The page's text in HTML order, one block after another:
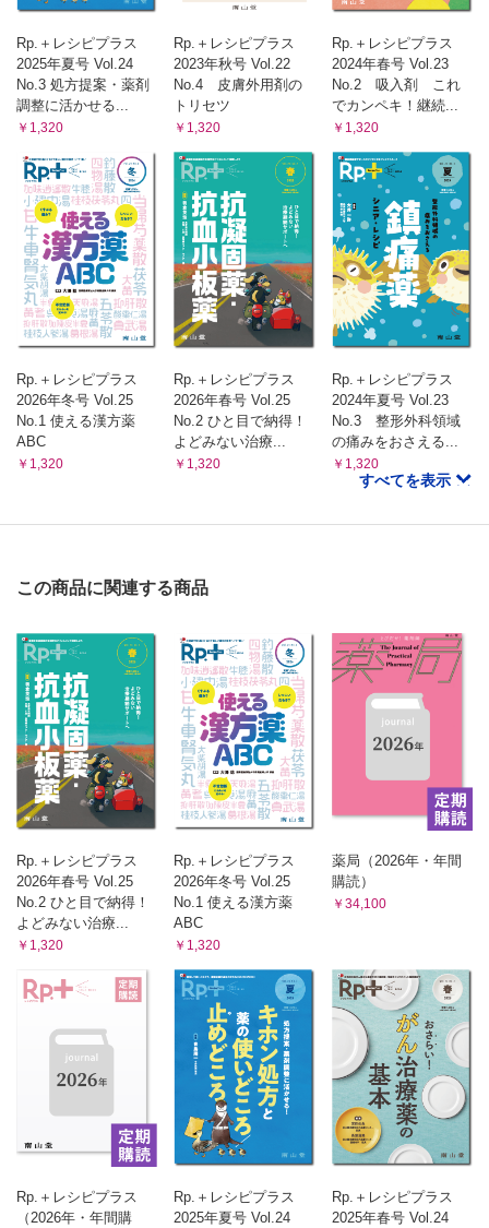
Rp.＋レシピプラス
2025年夏号 Vol.24
No.3 処方提案・薬剤
調整に活かせる...
￥1,320
Rp.＋レシピプラス
2023年秋号 Vol.22
No.4 皮膚外用剤の
トリセツ
￥1,320
Rp.＋レシピプラス
2024年春号 Vol.23
No.2 吸入剤 これ
でカンペキ！継続...
￥1,320
Rp.＋レシピプラス
2026年冬号 Vol.25
No.1 使える漢方薬
ABC
￥1,320
Rp.＋レシピプラス
2026年春号 Vol.25
No.2 ひと目で納得！
よどみない治療...
￥1,320
Rp.＋レシピプラス
2024年夏号 Vol.23
No.3 整形外科領域
の痛みをおさえる...
￥1,320
すべてを表示
この商品に関連する商品
Rp.＋レシピプラス
2026年春号 Vol.25
No.2 ひと目で納得！
よどみない治療...
￥1,320
Rp.＋レシピプラス
2026年冬号 Vol.25
No.1 使える漢方薬
ABC
￥1,320
薬局（2026年・年間
購読）
￥34,100
Rp.＋レシピプラス
（2026年・年間購
Rp.＋レシピプラス
2025年夏号 Vol.24
Rp.＋レシピプラス
2025年春号 Vol.24